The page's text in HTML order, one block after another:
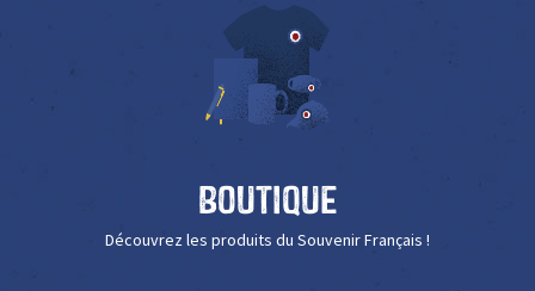
Boutique
Découvrez les produits du Souvenir Français !